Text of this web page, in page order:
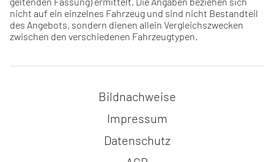
nicht auf ein einzelnes Fahrzeug und sind nicht Bestandteil
des Angebots, sondern dienen allein Vergleichszwecken
zwischen den verschiedenen Fahrzeugtypen.
Navigation überspringen
Bildnachweise
Impressum
Datenschutz